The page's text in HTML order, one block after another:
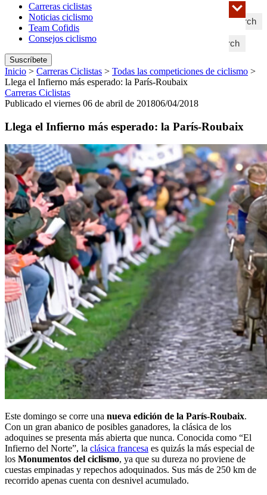
Search
Search
Carreras ciclistas
Noticias ciclismo
Team Cofidis
Consejos ciclismo
Suscríbete
Inicio > Carreras Ciclistas > Todas las competiciones de ciclismo >
Llega el Infierno más esperado: la París-Roubaix
Carreras Ciclistas
Publicado el viernes 06 de abril de 201806/04/2018
Llega el Infierno más esperado: la París-Roubaix
Este domingo se corre una nueva edición de la París-Roubaix.
Con un gran abanico de posibles ganadores, la clásica de los
adoquines se presenta más abierta que nunca. Conocida como “El
Infierno del Norte”, la clásica francesa es quizás la más especial de
los Monumentos del ciclismo, ya que su dureza no proviene de
cuestas empinadas y repechos adoquinados. Sus más de 250 km de
recorrido apenas cuenta con desnivel acumulado.